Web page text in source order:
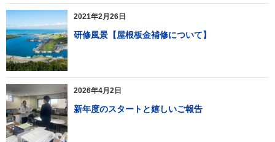
2021年2月26日
研修風景【屋根板金補修について】
2026年4月2日
新年度のスタートと嬉しいご報告